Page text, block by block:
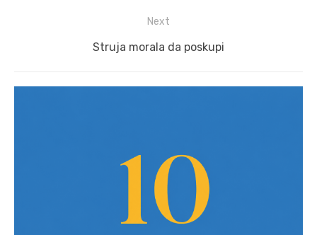
Next
Next
Struja morala da poskupi